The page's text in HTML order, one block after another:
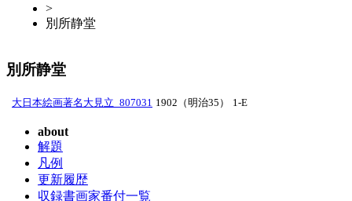
>
別所静堂
別所静堂
大日本絵画著名大見立_807031 1902（明治35） 1-E
about
解題
凡例
更新履歴
収録書画家番付一覧